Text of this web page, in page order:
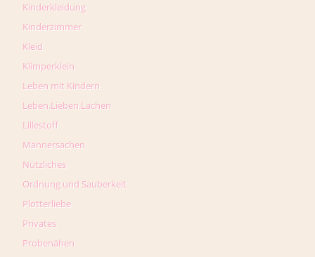
Kinderkleidung
Kinderzimmer
Kleid
Klimperklein
Leben mit Kindern
Leben.Lieben.Lachen
Lillestoff
Männersachen
Nützliches
Ordnung und Sauberkeit
Plotterliebe
Privates
Probenähen